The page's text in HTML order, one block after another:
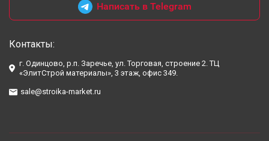
Написать в Telegram
Контакты:
г. Одинцово, р.п. Заречье, ул. Торговая, строение 2. ТЦ
«ЭлитСтрой материалы», 3 этаж, офис 349.
sale@stroika-market.ru